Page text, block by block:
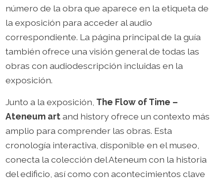
número de la obra que aparece en la etiqueta de
la exposición para acceder al audio
correspondiente. La página principal de la guía
también ofrece una visión general de todas las
obras con audiodescripción incluidas en la
exposición.
Junto a la exposición, The Flow of Time –
Ateneum artand history ofrece un contexto más
amplio para comprender las obras. Esta
cronología interactiva, disponible en el museo,
conecta la colección del Ateneum con la historia
del edificio, así como con acontecimientos clave